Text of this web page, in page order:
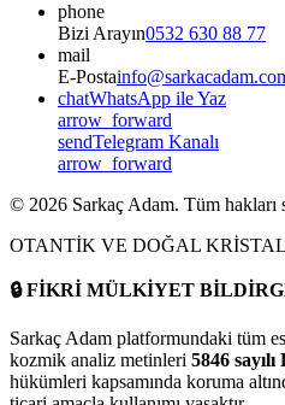
phone
Bizi Arayın0532 630 88 77
mail
E-Posta
chatWhatsApp ile Yaz
arrow_forward
sendTelegram Kanalı
arrow_forward
© 2026 Sarkaç Adam. Tüm hakları
OTANTİK VE DOĞAL
🔒FİKRİ MÜLKİYET
Sarkaç Adam platformundaki tüm
kozmik analiz metinleri 5846
hükümleri kapsamında koruma